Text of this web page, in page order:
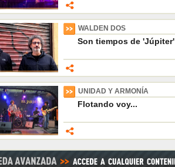
WALDEN DOS
Son tiempos de 'Júpiter'
UNIDAD Y ARMONÍA
Flotando voy...